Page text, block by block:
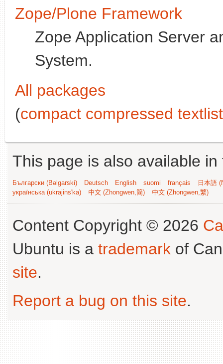
Zope/Plone Framework
Zope Application Server
System.
All packages
(compact compressed textlist
This page is also available
Български (Bəlgarski) Deutsch English suomi français
日本語
українська (ukrajins'ka)
中文 (Zhongwen,简) 中文 (Zhongwen,繁)
Content Copyright © 2026
Ubuntu is a trademark of
site.
Report a bug on this site.